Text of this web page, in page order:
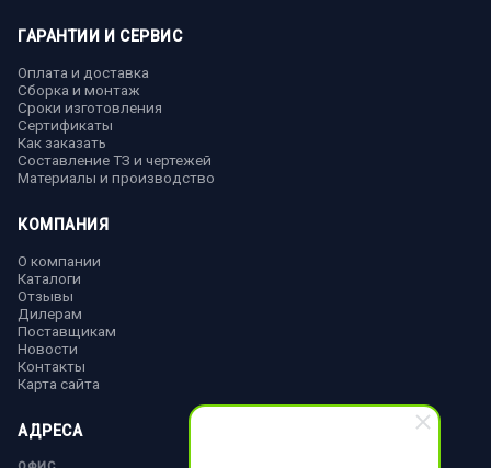
ГАРАНТИИ И СЕРВИС
Оплата и доставка
Сборка и монтаж
Сроки изготовления
Сертификаты
Как заказать
Составление ТЗ и чертежей
Материалы и производство
КОМПАНИЯ
О компании
Каталоги
Отзывы
Дилерам
Поставщикам
Новости
Контакты
Карта сайта
АДРЕСА